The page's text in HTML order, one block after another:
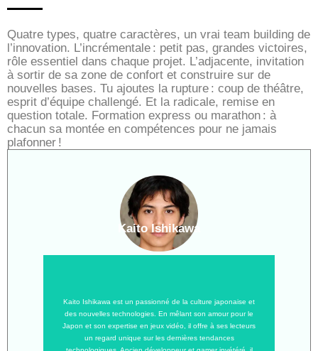
Quatre types, quatre caractères, un vrai team building de
l’innovation. L’incrémentale : petit pas, grandes victoires,
rôle essentiel dans chaque projet. L’adjacente, invitation
à sortir de sa zone de confort et construire sur de
nouvelles bases. Tu ajoutes la rupture : coup de théâtre,
esprit d’équipe challengé. Et la radicale, remise en
question totale. Formation express ou marathon : à
chacun sa montée en compétences pour ne jamais
plafonner !
Kaito Ishikawa est un passionné de la culture japonaise et
des nouvelles technologies. En mêlant son amour pour le
Japon et son expertise en jeux vidéo, il offre à ses lecteurs
un regard unique sur les dernières tendances
Kaito Ishikawa